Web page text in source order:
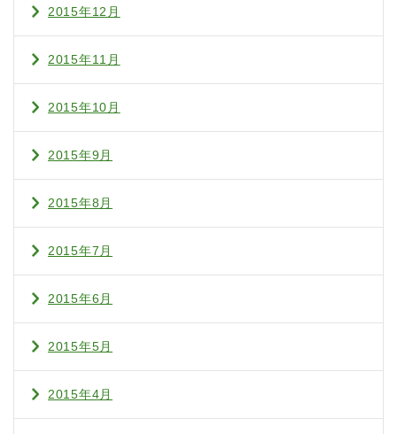
2015年12月
2015年11月
2015年10月
2015年9月
2015年8月
2015年7月
2015年6月
2015年5月
2015年4月